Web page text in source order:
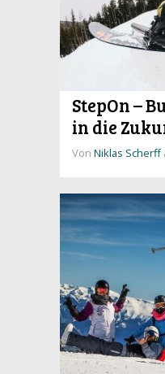
StepOn –
in die
Von Niklas Scherff